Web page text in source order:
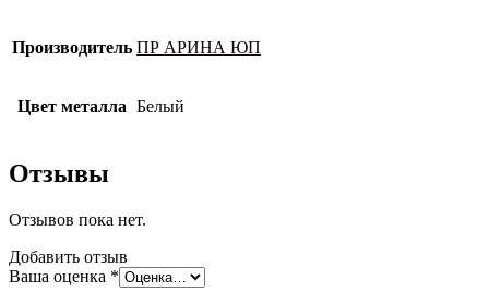
Производитель ПР АРИНА ЮП
Цвет металла Белый
Отзывы
Отзывов пока нет.
Добавить отзыв
Ваша оценка *